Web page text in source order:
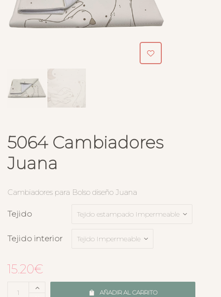
5064 Cambiadores
Juana
Cambiadores para Bolso diseño Juana
Tejido
Tejido interior
15.20€
AÑADIR AL CARRITO